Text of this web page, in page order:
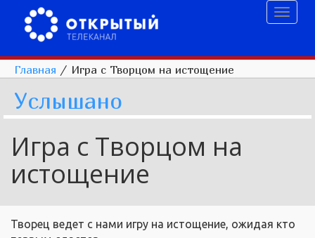
Главная / Игра с Творцом на истощение
Услышано
Игра с Творцом на
истощение
Творец ведет с нами игру на истощение, ожидая кто